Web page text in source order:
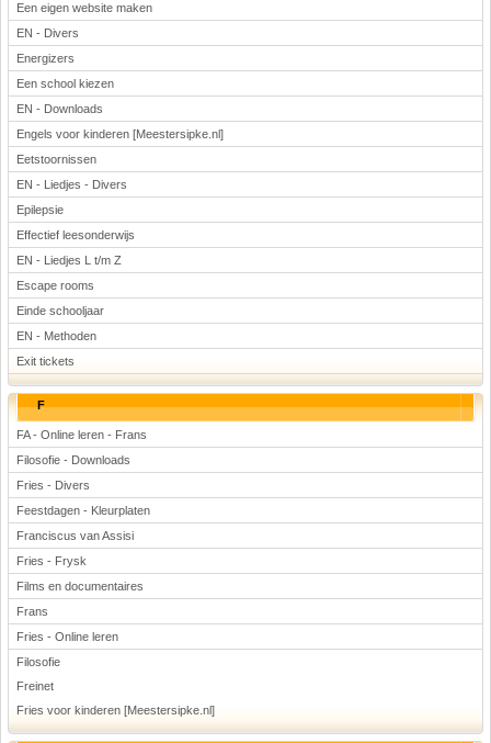
Een eigen website maken
EN - Divers
Energizers
Een school kiezen
EN - Downloads
Engels voor kinderen [Meestersipke.nl]
Eetstoornissen
EN - Liedjes - Divers
Epilepsie
Effectief leesonderwijs
EN - Liedjes L t/m Z
Escape rooms
Einde schooljaar
EN - Methoden
Exit tickets
F
FA - Online leren - Frans
Filosofie - Downloads
Fries - Divers
Feestdagen - Kleurplaten
Franciscus van Assisi
Fries - Frysk
Films en documentaires
Frans
Fries - Online leren
Filosofie
Freinet
Fries voor kinderen [Meestersipke.nl]